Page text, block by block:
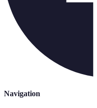
Navigation